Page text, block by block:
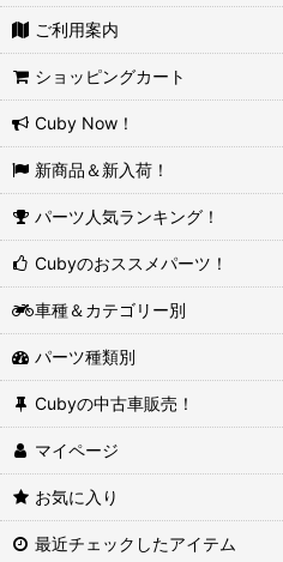
ご利用案内
ショッピングカート
Cuby Now！
新商品＆新入荷！
パーツ人気ランキング！
Cubyのおススメパーツ！
車種＆カテゴリー別
パーツ種類別
Cubyの中古車販売！
マイページ
お気に入り
最近チェックしたアイテム